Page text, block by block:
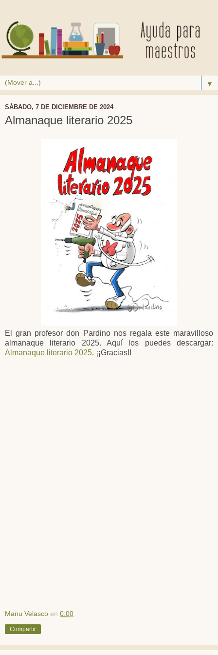
▼
SÁBADO, 7 DE DICIEMBRE DE 2024
Almanaque literario 2025
El gran profesor don Pardino nos regala este maravilloso
almanaque literario 2025. Aquí los puedes descargar:
Almanaque literario 2025. ¡¡Gracias!!
Manu Velasco en 0:00
Compartir